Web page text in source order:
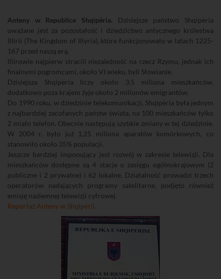
Anteny w Republice Shqipëria. Dzisiejsze państwo Shqipëria
uważane jest za pozostałość i dziedzictwo antycznego królestwa
Illirii (The Kingdom of Illyria), które funkcjonowało w latach 1225-
167 przed naszą erą.
Illirowie najpierw stracili niezależność na rzecz Rzymu, jednak ich
finalnymi pogromcami, około VI wieku, byli Słowianie.
Dzisiejsza Shqipëria liczy około 3,5 miliona mieszkańców,
dodatkowo poza krajem żyje około 2 milionów emigrantów.
Do 1990 roku, w dziedzinie telekomunikacji, Shqipëria była jednym
z najbardziej zacofanych państw świata, na 100 mieszkańców tylko
2 miało telefon. Obecnie następują szybkie zmiany w tej dziedzinie.
W 2004 r. było już 1,25 miliona aparatów komórkowych, co
stanowiło około 35% populacji.
Jeszcze bardziej imponujący jest rozwój w zakresie telewizji. Dla
mieszkańców dostępne są 4 stacje o zasięgu ogólnokrajowym (2
publiczne i 2 prywatne) i 62 lokalne. Działalność prowadzi trzech
operatorów nadających programy satelitarne, podjęto również
emisję naziemnej telewizji cyfrowej.
Reportaż Anteny w Shqipërii.